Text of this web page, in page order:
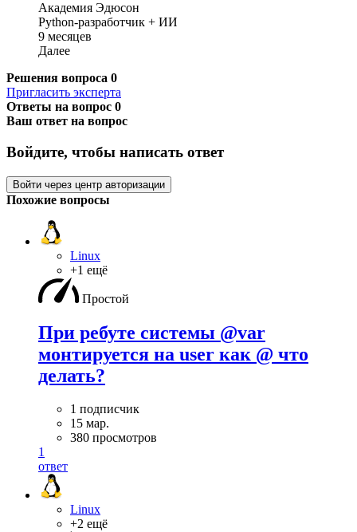
Академия Эдюсон
Python-разработчик + ИИ
9 месяцев
Далее
Решения вопроса 0
Пригласить эксперта
Ответы на вопрос 0
Ваш ответ на вопрос
Войдите, чтобы написать ответ
Войти через центр авторизации
Похожие вопросы
Linux
+1 ещё
Простой
При ребуте системы @var
монтируется на user как @ что
делать?
1 подписчик
15 мар.
380 просмотров
1
ответ
Linux
+2 ещё